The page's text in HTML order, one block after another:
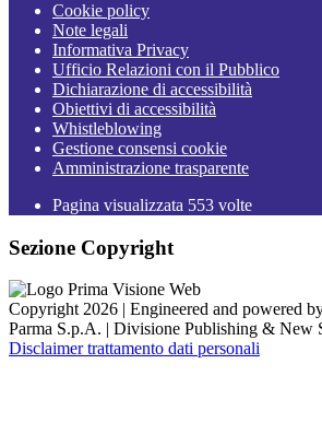
Cookie policy
Note legali
Informativa Privacy
Ufficio Relazioni con il Pubblico
Dichiarazione di accessibilità
Obiettivi di accessibilità
Whistleblowing
Gestione consensi cookie
Amministrazione trasparente
Pagina visualizzata 553 volte
Sezione Copyright
Copyright 2026 | Engineered and powered
Parma S.p.A. | Divisione Publishing & New
Disclaimer trattamento dati personali